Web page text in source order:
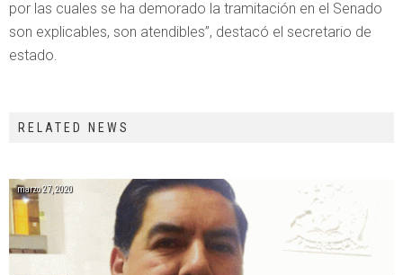
por las cuales se ha demorado la tramitación en el Senado
son explicables, son atendibles”, destacó el secretario de
estado.
RELATED NEWS
marzo 27, 2020